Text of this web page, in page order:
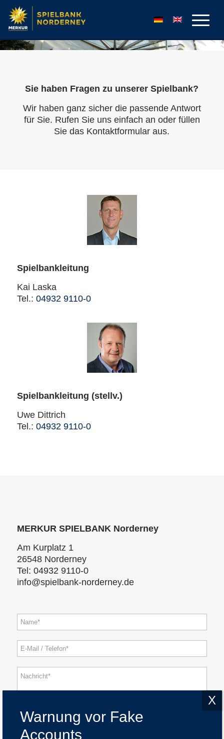
Sie haben Fragen zu unserer Spielbank?
Wir haben ganz sicher die passende Antwort
für Sie. Rufen Sie uns einfach an oder füllen
Sie das Kontaktformular aus.
Spielbankleitung
Kai Laska
Tel.: 04932 9110-0
Spielbankleitung (stellv.)
Uwe Dittrich
Tel.: 04932 9110-0
MERKUR SPIELBANK Norderney
Am Kurplatz 1
26548 Norderney
Tel: 04932 9110-0
info@spielbank-norderney.de